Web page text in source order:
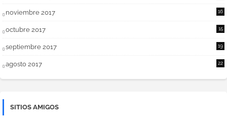
noviembre 2017 16
octubre 2017 15
septiembre 2017 19
agosto 2017 22
SITIOS AMIGOS